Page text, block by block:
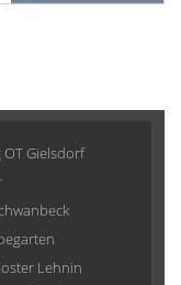
Gielsdorf
Lehnin